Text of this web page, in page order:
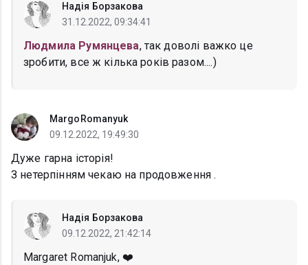
Надія Борзакова
31.12.2022, 09:34:41
Людмила Румянцева, так доволі важко це
зробити, все ж кілька років разом....)
MargoRomanyuk
09.12.2022, 19:49:30
Дуже гарна історія!
З нетерпінням чекаю на продовження .
Надія Борзакова
09.12.2022, 21:42:14
Margaret Romanjuk, ❤️